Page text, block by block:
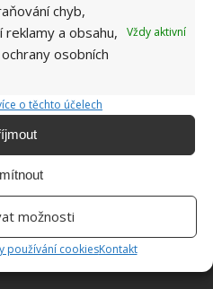
chyb,
a obsahu,
osobních
Vždy aktivní
o těchto účelech
možnosti
používání cookiesKontakt
ÚKLID
České zemědělské
který je již od malička
kutilem. V podstatě vše, co je
najít v j...[Více o autorovi]